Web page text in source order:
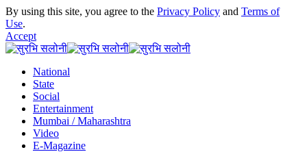
By using this site, you agree to the Privacy Policy and Terms of
Use.
Accept
National
State
Social
Entertainment
Mumbai / Maharashtra
Video
E-Magazine